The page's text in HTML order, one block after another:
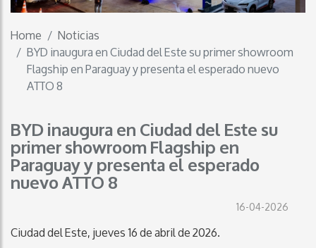
Home Noticias
BYD inaugura en Ciudad del Este su primer showroom
Flagship en Paraguay y presenta el esperado nuevo
ATTO 8
BYD inaugura en Ciudad del Este su
primer showroom Flagship en
Paraguay y presenta el esperado
nuevo ATTO 8
16-04-2026
Ciudad del Este, jueves 16 de abril de 2026.